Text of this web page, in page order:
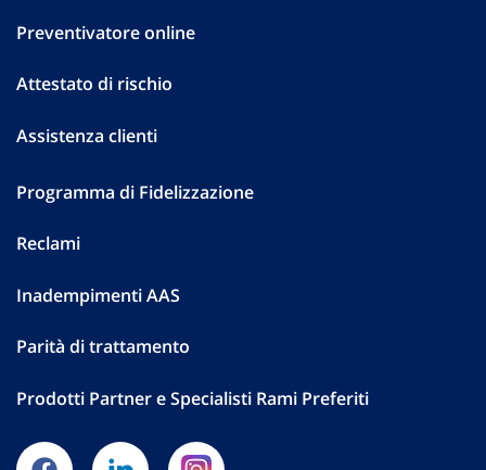
Preventivatore online
Attestato di rischio
Assistenza clienti
Programma di Fidelizzazione
Reclami
Inadempimenti AAS
Parità di trattamento
Prodotti Partner e Specialisti Rami Preferiti